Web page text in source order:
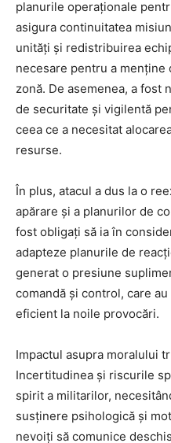
planurile operaționale
asigura continuitatea
unități și redistribuirea
necesare pentru a
zonă. De asemenea, a fost
de securitate și vigilentă
ceea ce a necesitat
resurse.
În plus, atacul a dus la o
apărare și a planurilor de
fost obligați să ia în
adapteze planurile de
generat o presiune
comandă și control, care
eficient la noile provocări.
Impactul asupra moralului
Incertitudinea și riscurile
spirit a militarilor,
susținere psihologică și
nevoiți să comunice